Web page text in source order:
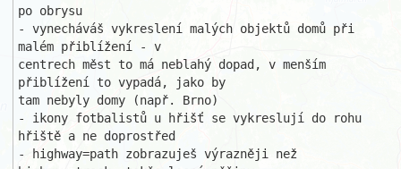
po obrysu
- vynecháváš vykreslení malých objektů domů při
malém přiblížení - v
centrech měst to má neblahý dopad, v menším
přiblížení to vypadá, jako by
tam nebyly domy (např. Brno)
- ikony fotbalistů u hřišť se vykreslují do rohu
hřiště a ne doprostřed
- highway=path zobrazuješ výrazněji než